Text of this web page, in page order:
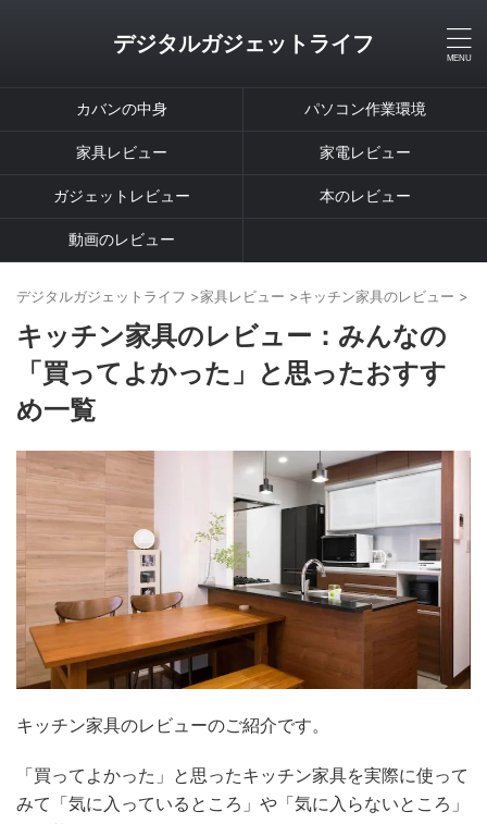
デジタルガジェットライフ
カバンの中身 パソコン作業環境
家具レビュー 家電レビュー
ガジェットレビュー 本のレビュー
動画のレビュー
デジタルガジェットライフ >家具レビュー >キッチン家具のレビュー >
キッチン家具のレビュー：みんなの
「買ってよかった」と思ったおすす
め一覧
キッチン家具のレビューのご紹介です。
「買ってよかった」と思ったキッチン家具を実際に使って
みて「気に入っているところ」や「気に入らないところ」